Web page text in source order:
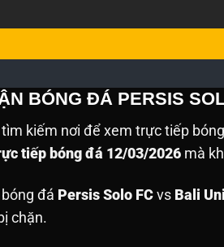
BÓNG ĐÁ PERSIS
kiếm nơi để xem trực tiếp
tiếp bóng đá 12/03/2026 mà
đá Persis Solo FC vs Bali
chặn.